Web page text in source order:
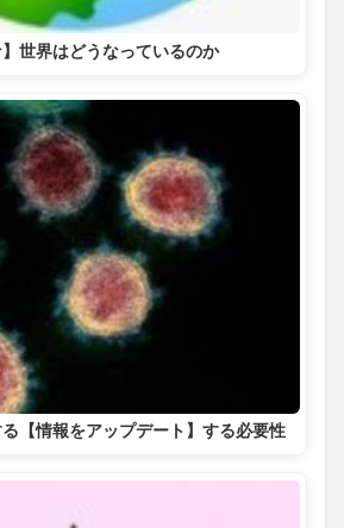
】世界はどうなっているのか
【情報をアップデート】する必要性